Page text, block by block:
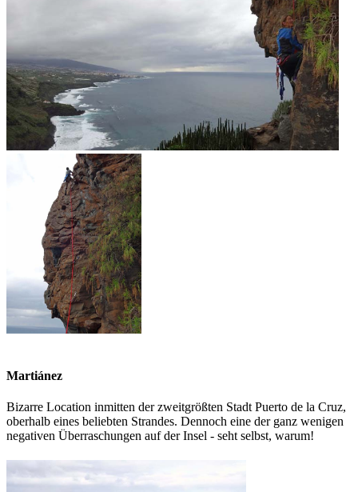
Martiánez
Bizarre Location inmitten der zweitgrößten Stadt Puerto de la Cruz,
oberhalb eines beliebten Strandes. Dennoch eine der ganz wenigen
negativen Überraschungen auf der Insel - seht selbst, warum!